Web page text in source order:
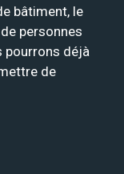
bâtiment, le
personnes
pourrons déjà
de